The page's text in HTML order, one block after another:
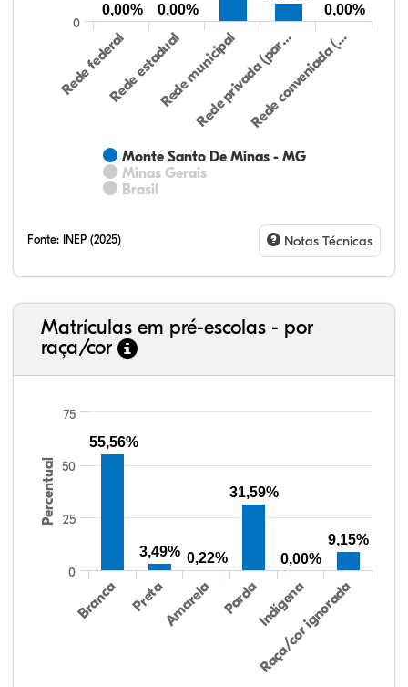
Monte Santo De Minas - MG
Minas Gerais
Brasil
Rede federalRede estadualRede municipal
Rede privada (par…Rede conveniada (…
0
0,00% 0,00%
0,00%
Fonte: INEP (2025) Notas Técnicas
Matrículas em pré-escolas - por
raça/cor
Percentual
Branca PretaAmarela PardaIndígena
Raça/cor ignorada
0
25
50
75
55,56%
3,49% 0,22%
31,59%
0,00%
9,15%